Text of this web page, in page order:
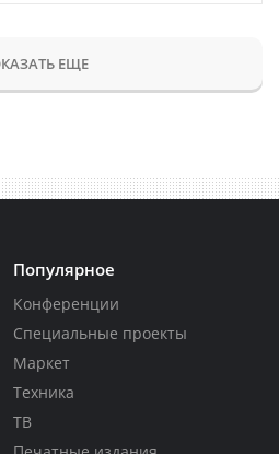
ЕЩЕ
Популярное
Конференции
Специальные проекты
Маркет
Техника
ТВ